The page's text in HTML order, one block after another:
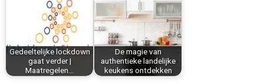
Gedeeltelijke lockdown
gaat verder |
Maatregelen…
De magie van
authentieke landelijke
keukens ontdekken